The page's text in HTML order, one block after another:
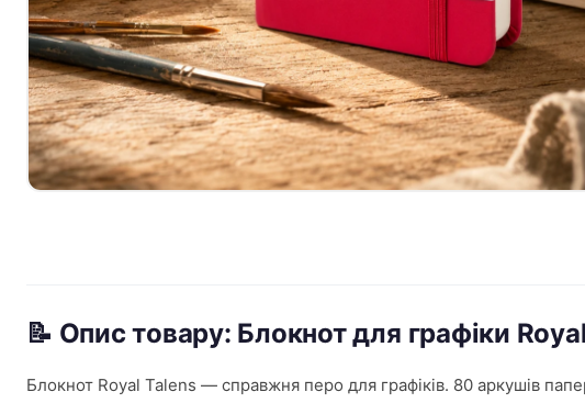
📝 Опис товару: Блокнот для графіки
Блокнот Royal Talens — справжня перо для графіків. 80 аркушів